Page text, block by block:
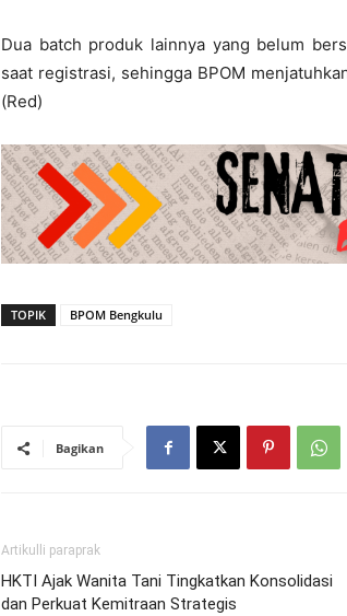
Dua batch produk lainnya yang belum
saat registrasi, sehingga BPOM
(Red)
TOPIK BPOM Bengkulu
Bagikan
Artikulli paraprak
HKTI Ajak Wanita Tani Tingkatkan Konsolidasi
dan Perkuat Kemitraan Strategis